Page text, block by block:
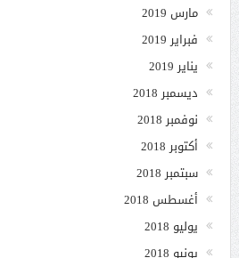
مارس 2019
فبراير 2019
يناير 2019
ديسمبر 2018
نوفمبر 2018
أكتوبر 2018
سبتمبر 2018
أغسطس 2018
يوليو 2018
يونيو 2018